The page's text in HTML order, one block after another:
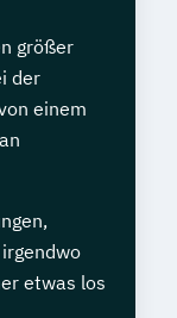
größer
der
einem
etwas los